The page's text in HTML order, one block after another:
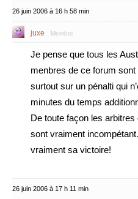
26 juin 2006 à 16 h 58 min
juxe Membre
Je pense que tous les
menbres de ce forum
surtout sur un pénalti qui
minutes du temps
De toute façon les
sont vraiment
vraiment sa victoire!
26 juin 2006 à 17 h 11 min